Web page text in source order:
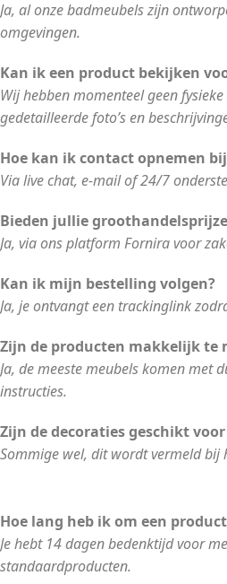
Ja, al onze badmeubels zijn
omgevingen.
Kan ik een product bekijken
Wij hebben momenteel geen
gedetailleerde foto’s en
Hoe kan ik contact opnemen
Via live chat, e-mail of 24/7
Bieden jullie
Ja, via ons platform Fornira voor
Kan ik mijn bestelling volgen?
Ja, je ontvangt een trackinglink
Zijn de producten makkelijk te
Ja, de meeste meubels komen met
instructies.
Zijn de decoraties geschikt
Sommige wel, dit wordt vermeld bij
Hoe lang heb ik om een
Je hebt 14 dagen bedenktijd voor
standaardproducten.